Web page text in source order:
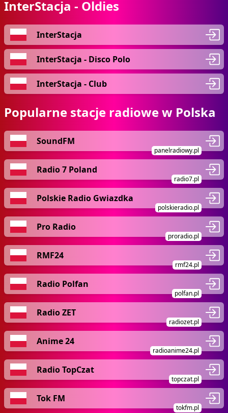
InterStacja - Oldies
InterStacja
InterStacja - Disco Polo
InterStacja - Club
Popularne stacje radiowe w Polska
SoundFM
panelradiowy.pl
Radio 7 Poland
radio7.pl
Polskie Radio Gwiazdka
polskieradio.pl
Pro Radio
proradio.pl
RMF24
rmf24.pl
Radio Polfan
polfan.pl
Radio ZET
radiozet.pl
Anime 24
radioanime24.pl
Radio TopCzat
topczat.pl
Tok FM
tokfm.pl